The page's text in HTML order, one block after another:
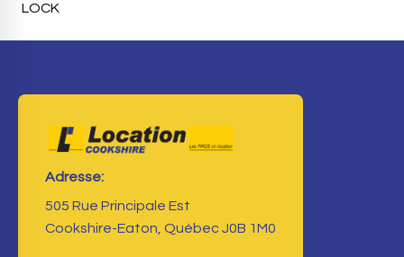
LOCK
Adresse:
505 Rue Principale Est
Cookshire-Eaton, Québec J0B 1M0